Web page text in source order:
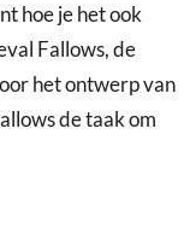
hoe je het ook
Fallows, de
het ontwerp van
de taak om